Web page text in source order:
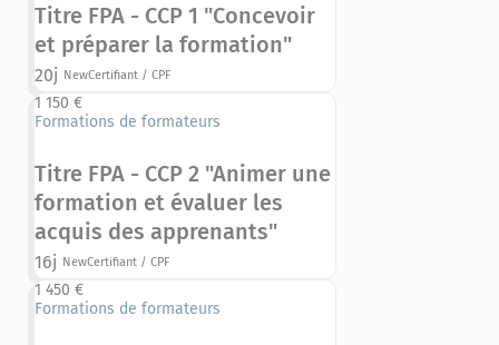
Titre FPA - CCP 1 "Concevoir
et préparer la formation"
20j NewCertifiant / CPF
1 150 €
Formations de formateurs
Titre FPA - CCP 2 "Animer une
formation et évaluer les
acquis des apprenants"
16j NewCertifiant / CPF
1 450 €
Formations de formateurs